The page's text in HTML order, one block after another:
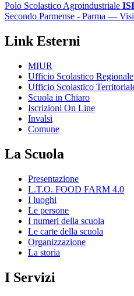
Polo Scolastico Agroindustriale
Secondo Parmense - Parma —
Link Esterni
MIUR
Ufficio Scolastico Regionale
Ufficio Scolastico
Scuola in Chiaro
Iscrizioni On Line
Invalsi
Comune
La Scuola
Presentazione
L.T.O. FOOD FARM 4.0
I luoghi
Le persone
I numeri della scuola
Le carte della scuola
Organizzazione
La storia
I Servizi